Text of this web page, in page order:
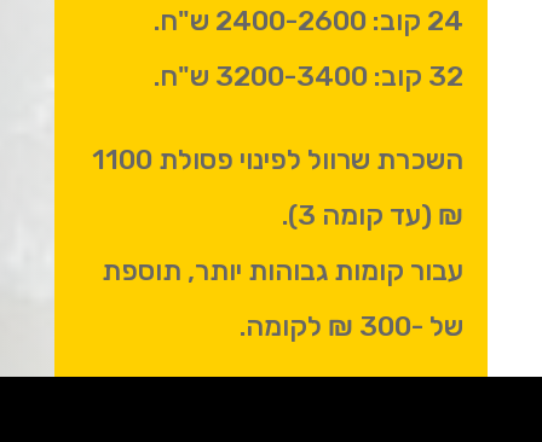
24 קוב: 2400-2600 ש"ח.
32 קוב: 3200-3400 ש"ח.
השכרת שרוול לפינוי פסולת 1100
₪ (עד קומה 3).
עבור קומות גבוהות יותר, תוספת
של -300 ₪ לקומה.